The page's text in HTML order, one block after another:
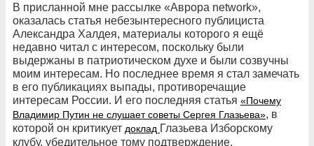
В присланной мне рассылке «Аврора network»,
оказалась статья небезынтересного публициста
Александра Халдея, материалы которого я ещё
недавно читал с интересом, поскольку были
выдержаны в патриотическом духе и были созвучны
моим интересам. Но последнее время я стал замечать
в его публикациях выпады, противоречащие
интересам России. И его последняя статья «Почему
Владимир Путин не слушает советы Сергея Глазьева», в
которой он критикует доклад Глазьева Изборскому
клубу, убедительное тому подтверждение.